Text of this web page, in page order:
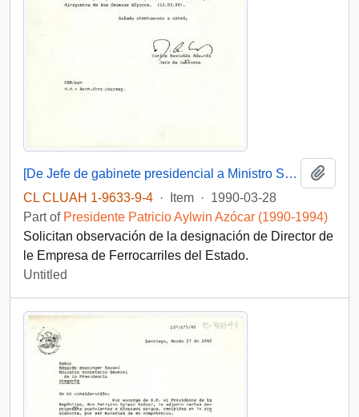
[De Jefe de gabinete presidencial a Ministro Secretario General de la Presidencia]
CL CLUAH 1-9633-9-4 · Item · 1990-03-28
Part of Presidente Patricio Aylwin Azócar (1990-1994)
Solicitan observación de la designación de Director de
le Empresa de Ferrocarriles del Estado.
Untitled